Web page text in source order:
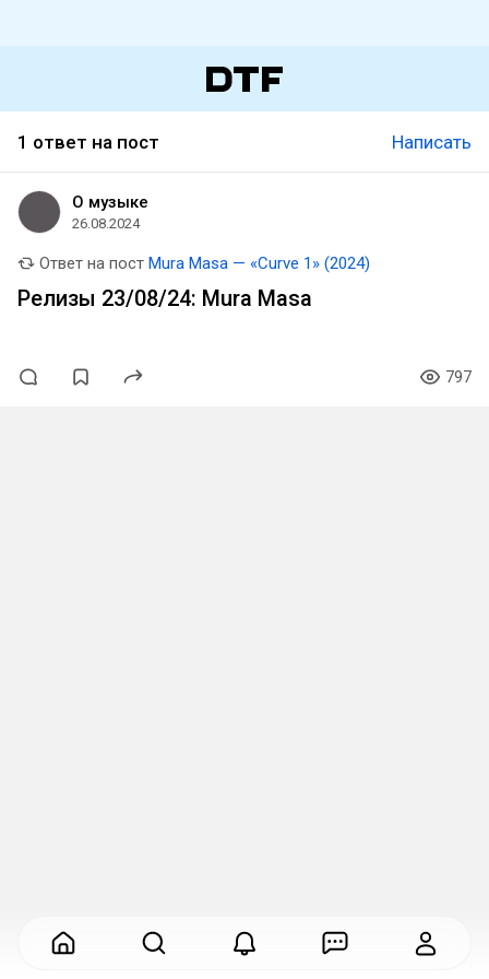
1 ответ на пост Написать
О музыке
26.08.2024
Ответ на пост Mura Masa — «Curve 1» (2024)
Релизы 23/08/24: Mura Masa
797